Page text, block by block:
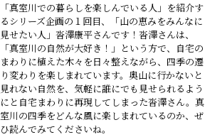
「真室川での暮らしを楽しんでいる人」を紹介す
るシリーズ企画の１回目、「山の恵みをみんなに
見せたい人」沓澤康平さんです！沓澤さんは、
「真室川の自然が大好き！」という方で、自宅の
まわりに植えた木々を日々整えながら、四季の遷
り変わりを楽しまれています。奥山に行かないと
見れない自然を、気軽に誰にでも見せられるよう
にと自宅まわりに再現してしまった沓澤さん。真
室川の四季をどんな風に楽しまれているのか、ぜ
ひ読んでみてくださいね。